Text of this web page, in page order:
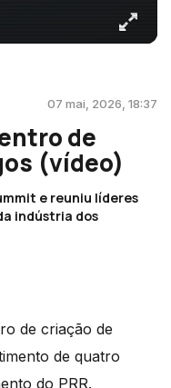
07 mai, 2026, 18:37
de
(vídeo)
e reuniu líderes
indústria dos
de criação de
de quatro
do PRR.